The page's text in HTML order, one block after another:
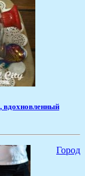
вдохновленный
Город